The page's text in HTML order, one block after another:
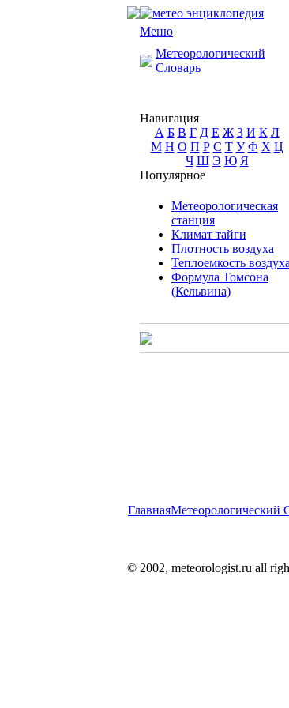
Меню
Метеорологический
Словарь
Навигация
А Б В Г Д Е Ж З И К Л
М Н О П Р С Т У Ф Х Ц
Ч Ш Э Ю Я
Популярное
Метеорологическая
станция
Климат тайги
Плотность воздуха
Теплоемкость воздуха
Формула Томсона
(Кельвина)
ГлавнаяМетеорологический
© 2002, meteorologist.ru all